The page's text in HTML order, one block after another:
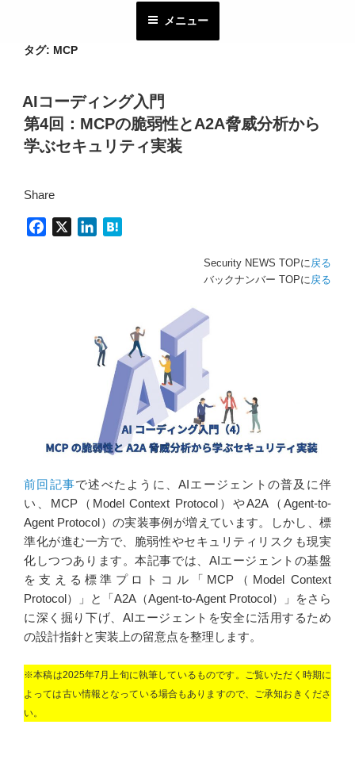
メニュー
タグ: MCP
AIコーディング入門
第4回：MCPの脆弱性とA2A脅威分析から
学ぶセキュリティ実装
Share
I
n
Security NEWS TOPに 戻る
バックナンバー TOPに 戻る
前回記事で述べたように、AIエージェントの普及に伴
い、MCP（Model Context Protocol）やA2A（Agent-to-
Agent Protocol）の実装事例が増えています。しかし、標
準化が進む一方で、脆弱性やセキュリティリスクも現実
化しつつあります。本記事では、AIエージェントの基盤
を支える標準プロトコル「MCP（Model Context
Protocol）」と「A2A（Agent-to-Agent Protocol）」をさら
に深く掘り下げ、AIエージェントを安全に活用するため
の設計指針と実装上の留意点を整理します。
※本稿は2025年7月上旬に執筆しているものです。ご覧いただく時期に
よっては古い情報となっている場合もありますので、ご承知おきくださ
い。